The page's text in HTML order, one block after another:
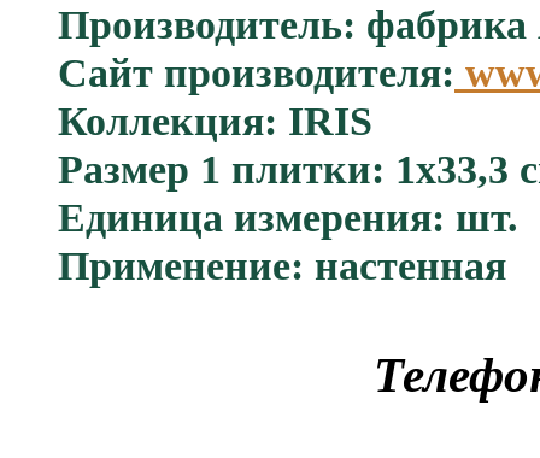
Производитель:
Сайт производителя:
Коллекция: IRIS
Размер 1 плитки: 1x33,3
Единица измерения: шт.
Применение: настенная